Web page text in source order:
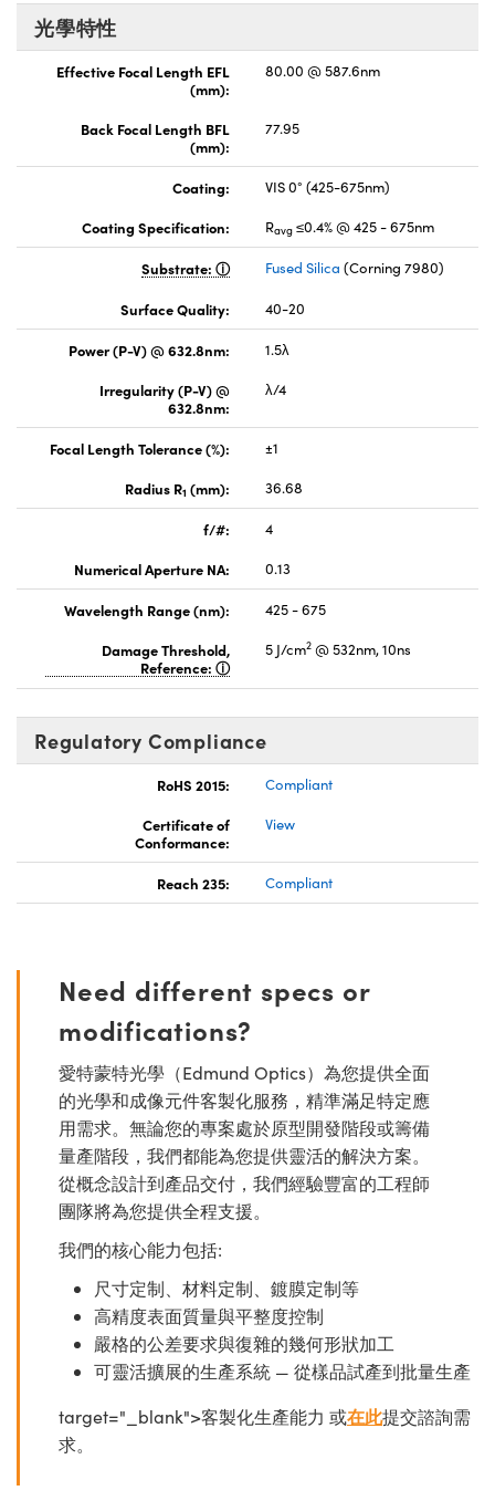
光學特性
Effective Focal Length EFL
(mm):
80.00 @ 587.6nm
Back Focal Length BFL
(mm):
77.95
Coating:
VIS 0° (425-675nm)
Coating Specification:
Ravg ≤0.4% @ 425 - 675nm
Substrate: Fused Silica (Corning 7980)
Surface Quality: 40-20
Power (P-V) @ 632.8nm:
1.5λ
Irregularity (P-V) @
632.8nm:
λ/4
Focal Length Tolerance (%):
±1
Radius R1 (mm): 36.68
f/#:
4
Numerical Aperture NA:
0.13
Wavelength Range (nm):
425 - 675
Damage Threshold,
Reference:
5 J/cm2 @ 532nm, 10ns
Regulatory Compliance
RoHS 2015:
Compliant
Certificate of
Conformance:
View
Reach 235: Compliant
Need different specs or
modifications?
愛特蒙特光學（Edmund Optics）為您提供全面
的光學和成像元件客製化服務，精準滿足特定應
用需求。無論您的專案處於原型開發階段或籌備
量產階段，我們都能為您提供靈活的解決方案。
從概念設計到產品交付，我們經驗豐富的工程師
團隊將為您提供全程支援。
我們的核心能力包括:
尺寸定制、材料定制、鍍膜定制等
高精度表面質量與平整度控制
嚴格的公差要求與復雜的幾何形狀加工
可靈活擴展的生產系統 — 從樣品試產到批量生產
target="_blank">客製化生產能力 或在此提交諮詢需
求。